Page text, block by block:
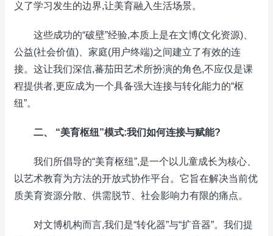
义了学习发生的边界,让美育融入生活场景。
这些成功的“破壁”经验,本质上是在文博(文化资源)、
公益(社会价值)、家庭(用户终端)之间建立了有效的连
接。这让我们深信,蕃茄田艺术所扮演的角色,不应仅是课
程提供者,更应成为一个具备强大连接与转化能力的“枢
纽”。
二、 “美育枢纽”模式:我们如何连接与赋能?
我们所倡导的“美育枢纽”,是一个以儿童成长为核心、
以艺术教育为方法的开放式协作平台。它旨在解决当前优
质美育资源分散、供需脱节、社会影响力有限的痛点。
对文博机构而言,我们是“转化器”与“扩音器”。我们提